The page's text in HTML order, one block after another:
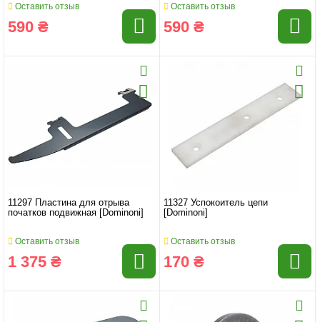
Оставить отзыв
590 ₴
Оставить отзыв
590 ₴
11297 Пластина для отрыва
початков подвижная [Dominoni]
Оставить отзыв
1 375 ₴
11327 Успокоитель цепи
[Dominoni]
Оставить отзыв
170 ₴